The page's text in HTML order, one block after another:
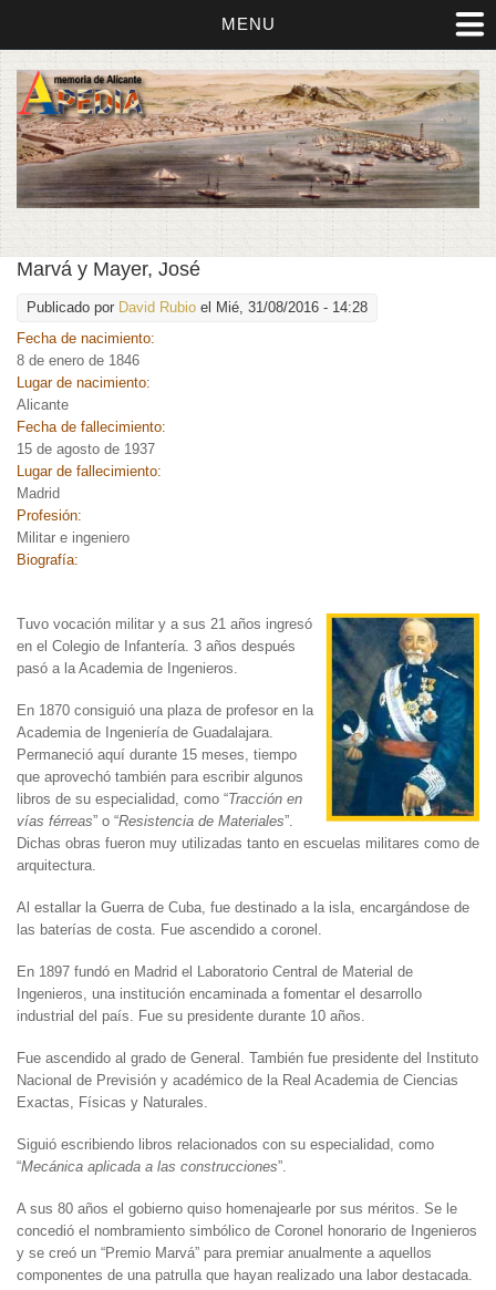
MENU
Marvá y Mayer, José
Publicado por David Rubio el Mié, 31/08/2016 - 14:28
Fecha de nacimiento:
8 de enero de 1846
Lugar de nacimiento:
Alicante
Fecha de fallecimiento:
15 de agosto de 1937
Lugar de fallecimiento:
Madrid
Profesión:
Militar e ingeniero
Biografía:
Tuvo vocación militar y a sus 21 años ingresó
en el Colegio de Infantería. 3 años después
pasó a la Academia de Ingenieros.
En 1870 consiguió una plaza de profesor en la
Academia de Ingeniería de Guadalajara.
Permaneció aquí durante 15 meses, tiempo
que aprovechó también para escribir algunos
libros de su especialidad, como “Tracción en
vías férreas” o “Resistencia de Materiales”.
Dichas obras fueron muy utilizadas tanto en escuelas militares como de
arquitectura.
Al estallar la Guerra de Cuba, fue destinado a la isla, encargándose de
las baterías de costa. Fue ascendido a coronel.
En 1897 fundó en Madrid el Laboratorio Central de Material de
Ingenieros, una institución encaminada a fomentar el desarrollo
industrial del país. Fue su presidente durante 10 años.
Fue ascendido al grado de General. También fue presidente del Instituto
Nacional de Previsión y académico de la Real Academia de Ciencias
Exactas, Físicas y Naturales.
Siguió escribiendo libros relacionados con su especialidad, como
“Mecánica aplicada a las construcciones”.
A sus 80 años el gobierno quiso homenajearle por sus méritos. Se le
concedió el nombramiento simbólico de Coronel honorario de Ingenieros
y se creó un “Premio Marvá” para premiar anualmente a aquellos
componentes de una patrulla que hayan realizado una labor destacada.